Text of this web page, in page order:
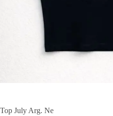
Top July Arg. Ne